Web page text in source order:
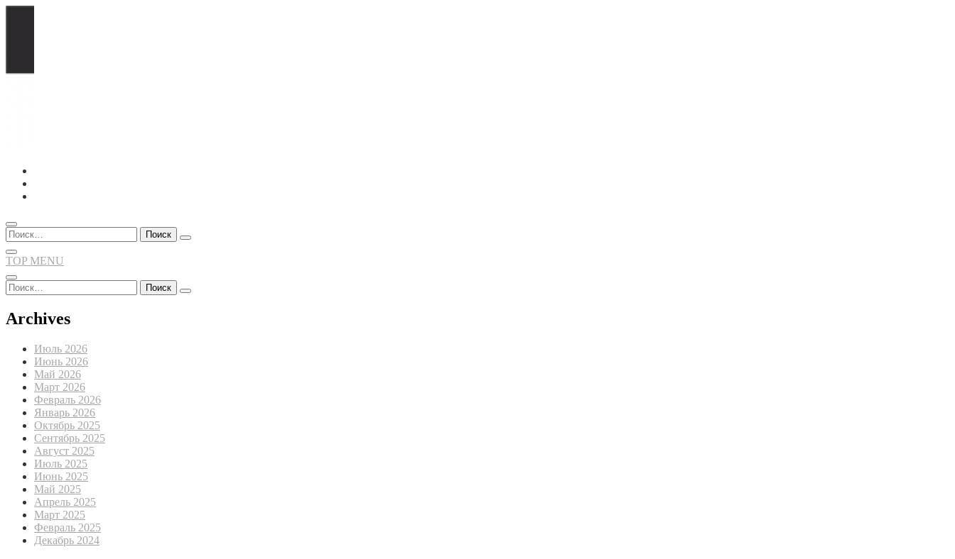
Перейти
содержимому
Найти:
TOP MENU
Найти:
Archives
Июль 2026
Июнь 2026
Май 2026
Март 2026
Февраль 2026
Январь 2026
Октябрь 2025
Сентябрь 2025
Август 2025
Июль 2025
Июнь 2025
Май 2025
Апрель 2025
Март 2025
Февраль 2025
Декабрь 2024